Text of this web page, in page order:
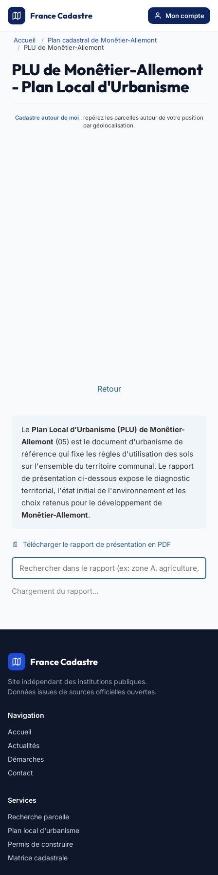
France Cadastre Mon compte
Accueil
Plan cadastral de Monêtier-Allemont
PLU de Monêtier-Allemont
PLU de Monêtier-Allemont
- Plan Local d'Urbanisme
Cadastre autour de moi: repérez les parcelles autour de votre position
par géolocalisation.
Retour
Le Plan Local d'Urbanisme (PLU) de Monêtier-
Allemont (05) est le document d'urbanisme de
référence qui fixe les règles d'utilisation des sols
sur l'ensemble du territoire communal. Le rapport
de présentation ci-dessous expose le diagnostic
territorial, l'état initial de l'environnement et les
choix retenus pour le développement de
Monêtier-Allemont.
📄 Télécharger le rapport de présentation en PDF
Chargement du rapport...
France Cadastre
Site indépendant des institutions publiques.
Données issues de sources officielles ouvertes.
Navigation
Accueil
Actualités
Démarches
Contact
Services
Recherche parcelle
Plan local d'urbanisme
Permis de construire
Matrice cadastrale